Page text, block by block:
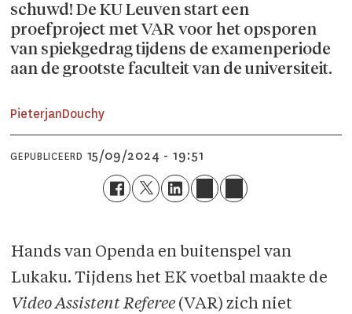
schuwd! De KU Leuven start een
proefproject met VAR voor het opsporen
van spiekgedrag tijdens de examenperiode
aan de grootste faculteit van de universiteit.
PieterjanDouchy
GEPUBLICEERD 15/09/2024 - 19:51
Hands van Openda en buitenspel van
Lukaku. Tijdens het EK voetbal maakte de
Video Assistent Referee(VAR) zich niet